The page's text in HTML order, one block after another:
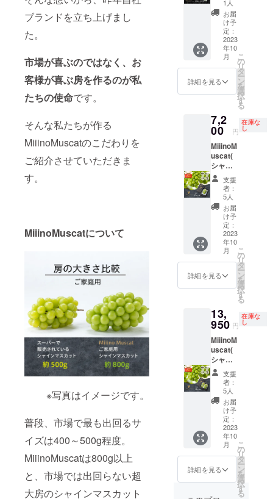
ブランドを立ち上げまし
た。
市場が喜ぶのではなく、お
客様が喜ぶ房を作るのが私
たちの使命です。
そんな私たちが作る
MiiinoMuscatのこだわりを
ご紹介させていただきま
す。
MiiinoMuscatについて
※写真はイメージです。
普段、市場で最も出回るサ
イズは400～500g程度。
MiiinoMuscatは800g以上
と、市場では出回らない超
大房のシャインマスカット
シャイ
ンマス
カッ
ト)2房
(1房約
900g～
1.2kg)
お礼
メール
1人
お届
け予
定：
2023
年10
月
詳細を見る
こ
の
リ
タ
ー
ン
を
選
択
す
る
7,2
00 円
在庫な
し
MiiinoM
uscat(
シャイ
ンマス
カッ
ト)1房
(1房約
800g)
お礼
メール
支援
者：
5人
お届
け予
定：
2023
年10
月
詳細を見る
こ
の
リ
タ
ー
ン
を
選
択
す
る
13,
950 円
在庫な
し
MiiinoM
uscat(
シャイ
ンマス
カッ
ト)2房
(1房約
800g)
お礼
メール
支援
者：
5人
お届
け予
定：
2023
年10
月
詳細を見る
こ
の
リ
タ
ー
ン
を
選
択
す
る